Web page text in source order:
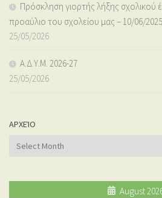
Πρόσκληση γιορτής λήξης σχολικού
προαύλιο του σχολείου μας – 10/06/2025
25/05/2026
Α.Δ.Υ.Μ. 2026-27
25/05/2026
ΑΡΧΕΊΟ
Αρχείο
August